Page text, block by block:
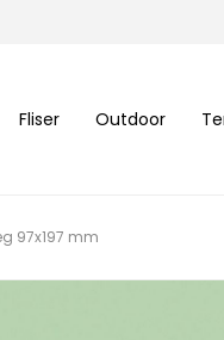
Fliser Outdoor
97x197 mm